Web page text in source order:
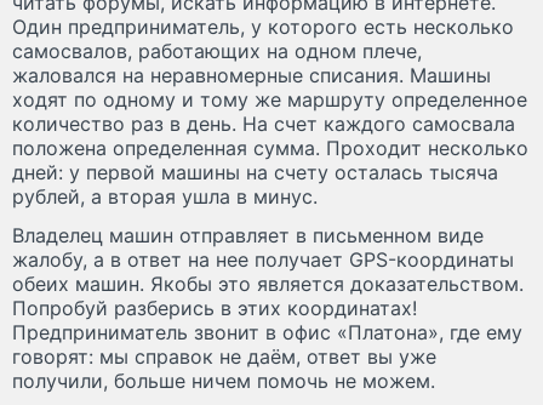
Один предприниматель, у которого есть несколько
самосвалов, работающих на одном плече,
жаловался на неравномерные списания. Машины
ходят по одному и тому же маршруту определенное
количество раз в день. На счет каждого самосвала
положена определенная сумма. Проходит несколько
дней: у первой машины на счету осталась тысяча
рублей, а вторая ушла в минус.
Владелец машин отправляет в письменном виде
жалобу, а в ответ на нее получает GPS-координаты
обеих машин. Якобы это является доказательством.
Попробуй разберись в этих координатах!
Предприниматель звонит в офис «Платона», где ему
говорят: мы справок не даём, ответ вы уже
получили, больше ничем помочь не можем.